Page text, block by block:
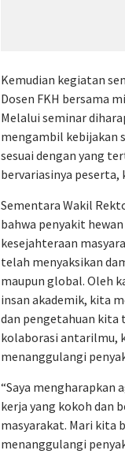
Kemudian kegiatan
Dosen FKH bersama
Melalui seminar
mengambil kebijakan
sesuai dengan yang
bervariasinya
Sementara Wakil
bahwa penyakit
kesejahteraan
telah menyaksikan
maupun global. Oleh
insan akademik, kita
dan pengetahuan kita
kolaborasi antarilmu,
menanggulangi
“Saya mengharapkan
kerja yang kokoh dan
masyarakat. Mari kita
menanggulangi